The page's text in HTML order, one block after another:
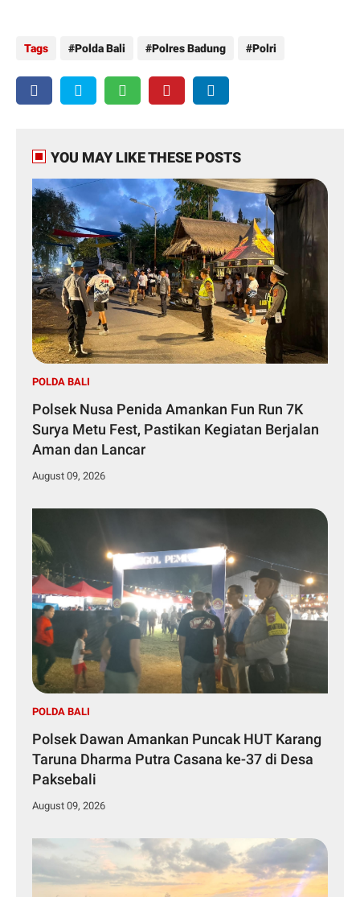
Tags Polda Bali Polres Badung Polri
YOU MAY LIKE THESE POSTS
POLDA BALI
Polsek Nusa Penida Amankan Fun Run 7K
Surya Metu Fest, Pastikan Kegiatan Berjalan
Aman dan Lancar
August 09, 2026
POLDA BALI
Polsek Dawan Amankan Puncak HUT Karang
Taruna Dharma Putra Casana ke-37 di Desa
Paksebali
August 09, 2026